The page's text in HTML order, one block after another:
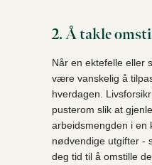
2. Å takle
Når en ektefelle eller
være vanskelig å
hverdagen.
pusterom slik at
arbeidsmengden i en
nødvendige utgifter -
deg tid til å omstille